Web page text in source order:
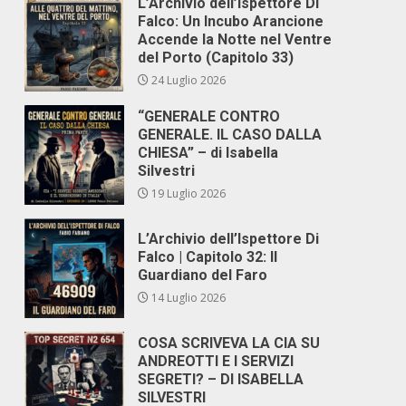
Falco: Un Incubo Arancione
Accende la Notte nel Ventre
del Porto (Capitolo 33)
24 Luglio 2026
“GENERALE CONTRO
GENERALE. IL CASO DALLA
CHIESA” – di Isabella
Silvestri
19 Luglio 2026
L’Archivio dell’Ispettore Di
Falco | Capitolo 32: Il
Guardiano del Faro
14 Luglio 2026
COSA SCRIVEVA LA CIA SU
ANDREOTTI E I SERVIZI
SEGRETI? – DI ISABELLA
SILVESTRI